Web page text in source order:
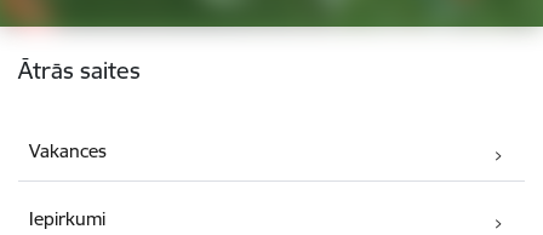
Kājene
Ātrās saites
Vakances
Iepirkumi